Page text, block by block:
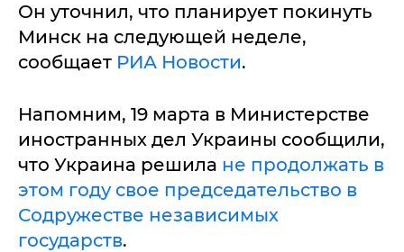
Он уточнил, что планирует покинуть
Минск на следующей неделе,
сообщает РИА Новости.
Напомним, 19 марта в Министерстве
иностранных дел Украины сообщили,
что Украина решила не продолжать в
этом году свое председательство в
Содружестве независимых
государств.